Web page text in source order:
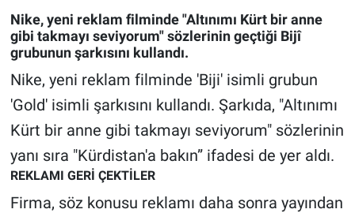
Nike, yeni reklam filminde "Altınımı Kürt bir anne
gibi takmayı seviyorum" sözlerinin geçtiği Bijî
grubunun şarkısını kullandı.
Nike, yeni reklam filminde 'Biji' isimli grubun
'Gold' isimli şarkısını kullandı. Şarkıda, "Altınımı
Kürt bir anne gibi takmayı seviyorum" sözlerinin
yanı sıra "Kürdistan'a bakın” ifadesi de yer aldı.
REKLAMI GERİ ÇEKTİLER
Firma, söz konusu reklamı daha sonra yayından
Gün Bitiyor
Gün Ortası
Gündem Özel
Günün görüntüsü
Haber